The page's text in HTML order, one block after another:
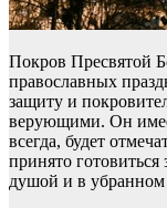
Покров Пресвятой
православных
защиту и
верующими. Он
всегда, будет
принято готовиться
душой и в убранном